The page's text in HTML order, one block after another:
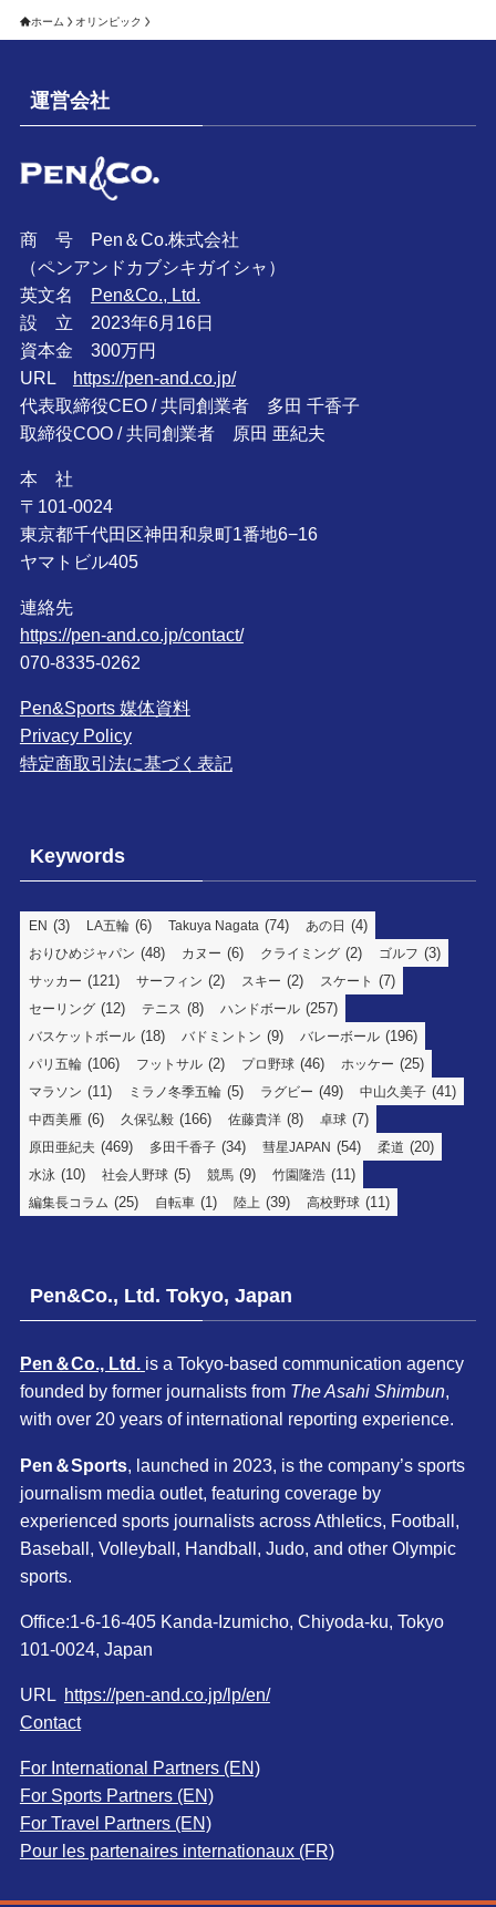
ホーム オリンピック
運営会社
商 号 Pen＆Co.株式会社
（ペンアンドカブシキガイシャ）
英文名 Pen&Co., Ltd.
設 立 2023年6月16日
資本金 300万円
URL https://pen-and.co.jp/
代表取締役CEO / 共同創業者 多田 千香子
取締役COO / 共同創業者 原田 亜紀夫
本 社
〒101-0024
東京都千代田区神田和泉町1番地6−16
ヤマトビル405
連絡先
https://pen-and.co.jp/contact/
070-8335-0262
Pen&Sports 媒体資料
Privacy Policy
特定商取引法に基づく表記
Keywords
EN (3) LA五輪 (6) Takuya Nagata (74) あの日 (4)
おりひめジャパン (48) カヌー (6) クライミング (2) ゴルフ (3)
サッカー (121) サーフィン (2) スキー (2) スケート (7)
セーリング (12) テニス (8) ハンドボール (257)
バスケットボール (18) バドミントン (9) バレーボール (196)
パリ五輪 (106) フットサル (2) プロ野球 (46) ホッケー (25)
マラソン (11) ミラノ冬季五輪 (5) ラグビー (49) 中山久美子 (41)
中西美雁 (6) 久保弘毅 (166) 佐藤貴洋 (8) 卓球 (7)
原田亜紀夫 (469) 多田千香子 (34) 彗星JAPAN (54) 柔道 (20)
水泳 (10) 社会人野球 (5) 競馬 (9) 竹園隆浩 (11)
編集長コラム (25) 自転車 (1) 陸上 (39) 高校野球 (11)
Pen&Co., Ltd. Tokyo, Japan
Pen＆Co., Ltd. is a Tokyo-based communication agency
founded by former journalists from The Asahi Shimbun,
with over 20 years of international reporting experience.
Pen＆Sports, launched in 2023, is the company’s sports
journalism media outlet, featuring coverage by
experienced sports journalists across Athletics, Football,
Baseball, Volleyball, Handball, Judo, and other Olympic
sports.
Office:1-6-16-405 Kanda-Izumicho, Chiyoda-ku, Tokyo
101-0024, Japan
URL https://pen-and.co.jp/lp/en/
Contact
For International Partners (EN)
For Sports Partners (EN)
For Travel Partners (EN)
Pour les partenaires internationaux (FR)